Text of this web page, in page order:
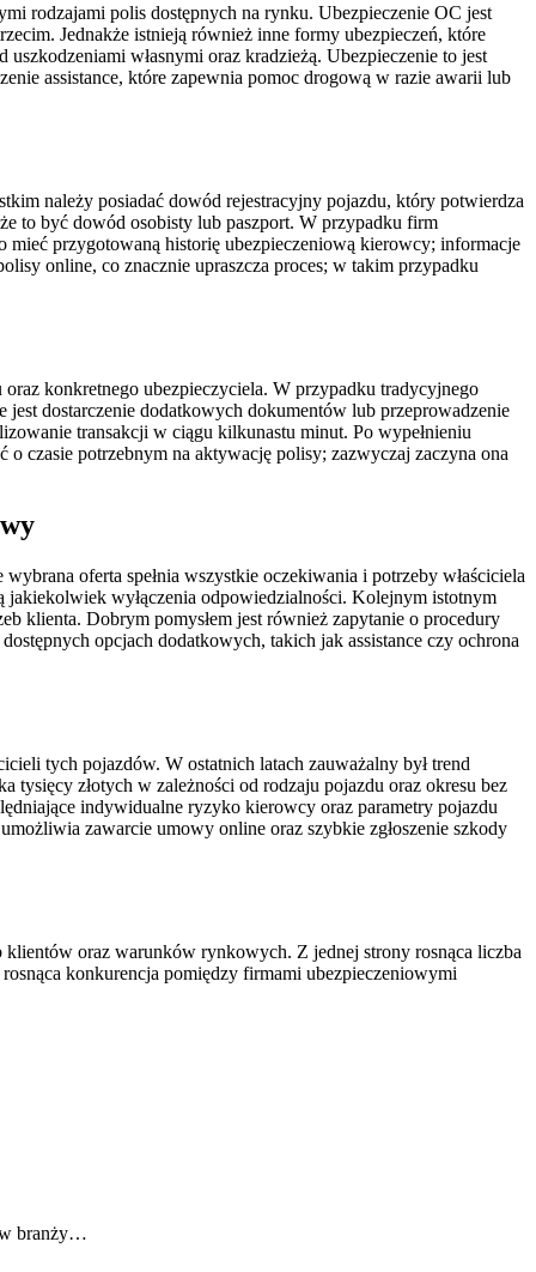
rodzajami polis dostępnych na rynku. Ubezpieczenie OC jest
Jednakże istnieją również inne formy ubezpieczeń, które
własnymi oraz kradzieżą. Ubezpieczenie to jest
assistance, które zapewnia pomoc drogową w razie awarii lub
należy posiadać dowód rejestracyjny pojazdu, który potwierdza
to być dowód osobisty lub paszport. W przypadku firm
przygotowaną historię ubezpieczeniową kierowcy; informacje
online, co znacznie upraszcza proces; w takim przypadku
konkretnego ubezpieczyciela. W przypadku tradycyjnego
dostarczenie dodatkowych dokumentów lub przeprowadzenie
transakcji w ciągu kilkunastu minut. Po wypełnieniu
czasie potrzebnym na aktywację polisy; zazwyczaj zaczyna ona
oferta spełnia wszystkie oczekiwania i potrzeby właściciela
jakiekolwiek wyłączenia odpowiedzialności. Kolejnym istotnym
klienta. Dobrym pomysłem jest również zapytanie o procedury
opcjach dodatkowych, takich jak assistance czy ochrona
tych pojazdów. W ostatnich latach zauważalny był trend
tysięcy złotych w zależności od rodzaju pojazdu oraz okresu bez
indywidualne ryzyko kierowcy oraz parametry pojazdu
zawarcie umowy online oraz szybkie zgłoszenie szkody
oraz warunków rynkowych. Z jednej strony rosnąca liczba
konkurencja pomiędzy firmami ubezpieczeniowymi
w branży…